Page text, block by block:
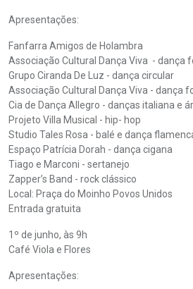
Apresentações:
Fanfarra Amigos de Holambra
Associação Cultural Dança Viva - dança
Grupo Ciranda De Luz - dança circular
Associação Cultural Dança Viva - dança
Cia de Dança Allegro - danças italiana e
Projeto Villa Musical - hip- hop
Studio Tales Rosa - balé e dança
Espaço Patrícia Dorah - dança cigana
Tiago e Marconi - sertanejo
Zapper’s Band - rock clássico
Local: Praça do Moinho Povos Unidos
Entrada gratuita
1º de junho, às 9h
Café Viola e Flores
Apresentações: